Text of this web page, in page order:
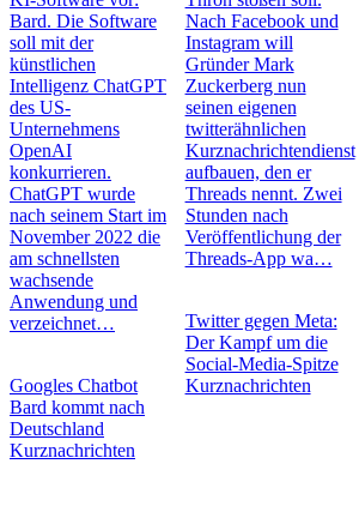
Bard. Die Software
soll mit der
künstlichen
Intelligenz ChatGPT
des US-
Unternehmens
OpenAI
konkurrieren.
ChatGPT wurde
nach seinem Start im
November 2022 die
am schnellsten
wachsende
Anwendung und
verzeichnet…
Googles Chatbot
Bard kommt nach
Deutschland
Kurznachrichten
Nach Facebook und
Instagram will
Gründer Mark
Zuckerberg nun
seinen eigenen
twitterähnlichen
Kurznachrichtendienst
aufbauen, den er
Threads nennt. Zwei
Stunden nach
Veröffentlichung der
Threads-App wa…
Twitter gegen Meta:
Der Kampf um die
Social-Media-Spitze
Kurznachrichten